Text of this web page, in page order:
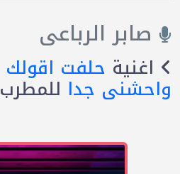
صابر الرباعى
اغنية حلفت اقولك
واحشنى جدا للمطرب